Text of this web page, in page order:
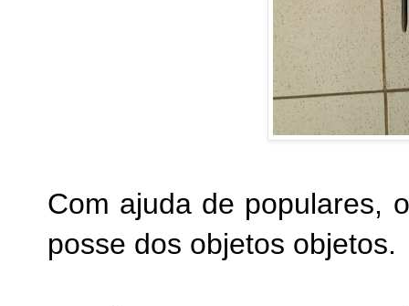
Com ajuda de populares,
posse dos objetos objetos.